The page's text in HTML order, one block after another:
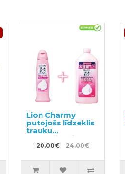
Lion Charmy
putojošs līdzeklis
trauku
mazgāšanai ar
mežrozīšu
pildviela 550ml
20.00€ 24.00€